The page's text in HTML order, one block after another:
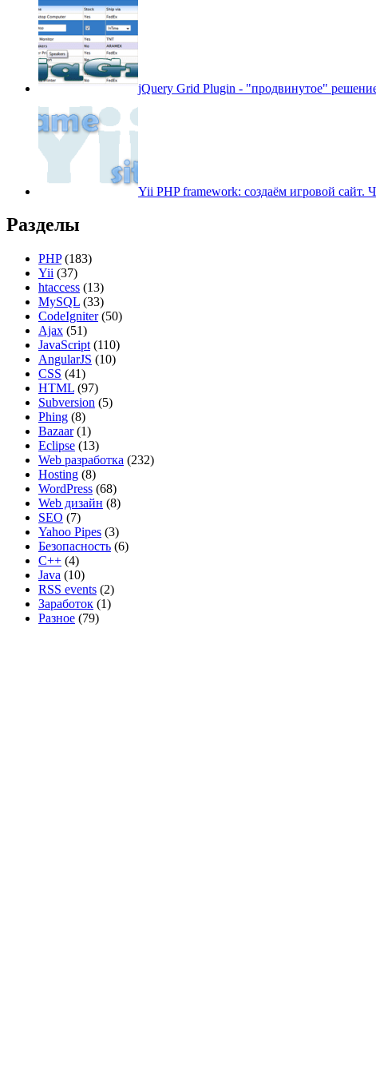
jQuery Grid Plugin - "продвинутое"
Yii PHP framework: создаём игровой сайт.
Разделы
PHP(183)
Yii (37)
htaccess (13)
MySQL (33)
CodeIgniter(50)
Ajax (51)
JavaScript (110)
AngularJS (10)
CSS (41)
HTML (97)
Subversion (5)
Phing (8)
Bazaar(1)
Eclipse (13)
Web разработка (232)
Hosting (8)
WordPress (68)
Web дизайн (8)
SEO (7)
Yahoo Pipes (3)
Безопасность (6)
C++ (4)
Java (10)
RSS events (2)
Заработок (1)
Разное (79)